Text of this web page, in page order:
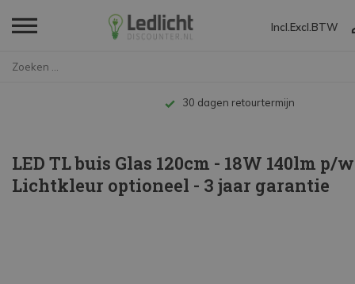
Incl. Excl. BTW
Tot 10 jaar garantie
LED TL buis Glas 120cm - 18W 140lm p/
Lichtkleur optioneel - 3 jaar garantie